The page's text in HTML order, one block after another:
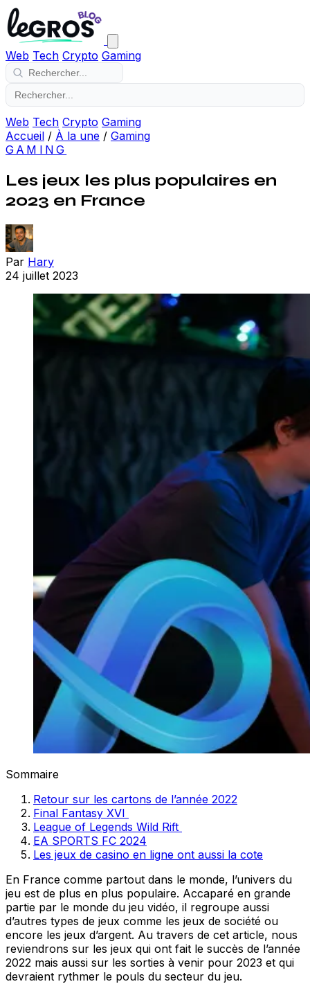
Web Tech Crypto Gaming
Web Tech Crypto Gaming
Accueil / À la une / Gaming
GAMING
Les jeux les plus populaires en
2023 en France
Par Hary
24 juillet 2023
Sommaire
Retour sur les cartons de l’année 2022
Final Fantasy XVI
League of Legends Wild Rift
EA SPORTS FC 2024
Les jeux de casino en ligne ont aussi la cote
En France comme partout dans le monde, l’univers du
jeu est de plus en plus populaire. Accaparé en grande
partie par le monde du jeu vidéo, il regroupe aussi
d’autres types de jeux comme les jeux de société ou
encore les jeux d’argent. Au travers de cet article, nous
reviendrons sur les jeux qui ont fait le succès de l’année
2022 mais aussi sur les sorties à venir pour 2023 et qui
devraient rythmer le pouls du secteur du jeu.